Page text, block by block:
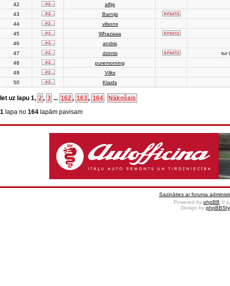
42
alfijs
43
Barnijs
44
vilsons
45
Whazaaa
46
andris
47
dzintis
tur
48
puremorning
49
Vilks
50
Klaids
Iet uz lapu 1, 2, 3 ... 162, 163, 164
Nākošais
1 lapa no 164 lapām pavisam
Sazināties ar foruma
Powered by phpBB ©
Design by